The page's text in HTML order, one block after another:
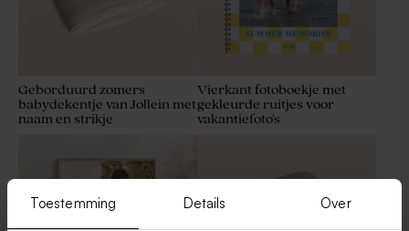
Toestemming Details Over
Geborduurd zomers
babydekentje van Jollein met
naam en strikje
Vierkant fotoboekje met
gekleurde ruitjes voor
vakantiefoto's